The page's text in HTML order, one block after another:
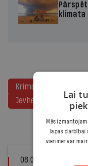
klimata
Krimas aneksija
Jevhens Titarenko
Tev
08.03.2023
Lai
Mēs
lapas
vienmēr var